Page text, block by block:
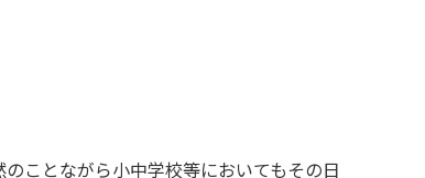
ことながら小中学校等においてもその日